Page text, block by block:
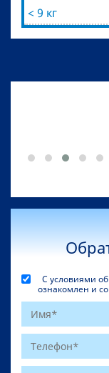
< 9 кг
С условиями
ознакомлен и